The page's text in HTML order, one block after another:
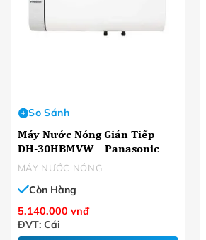
MÁY NƯỚC NÓNG
Máy Nước Nóng Gián Tiếp –
DH-30HBMVW – Panasonic
So Sánh
Còn Hàng
5.140.000 vnđ
ĐVT: Cái